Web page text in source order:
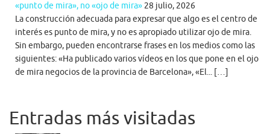
«punto de mira», no «ojo de mira» 28 julio, 2026
La construcción adecuada para expresar que algo es el centro de
interés es punto de mira, y no es apropiado utilizar ojo de mira.
Sin embargo, pueden encontrarse frases en los medios como las
siguientes: «Ha publicado varios vídeos en los que pone en el ojo
de mira negocios de la provincia de Barcelona», «El... […]
Entradas más visitadas